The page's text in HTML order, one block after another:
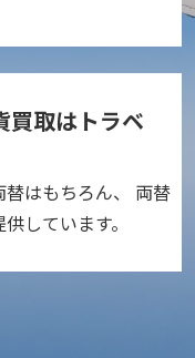
買取はトラベ
はもちろん、 両替
しています。